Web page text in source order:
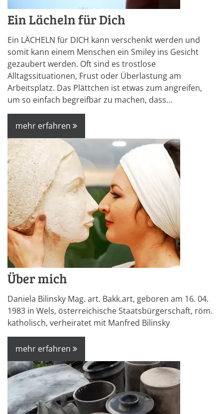
Ein Lächeln für Dich
Ein LÄCHELN für DICH kann verschenkt werden und
somit kann einem Menschen ein Smiley ins Gesicht
gezaubert werden. Oft sind es trostlose
Alltagssituationen, Frust oder Überlastung am
Arbeitsplatz. Das Plättchen ist etwas zum angreifen,
um so einfach begreifbar zu machen, dass...
mehr erfahren
Über mich
Daniela Bilinsky Mag. art. Bakk.art, geboren am 16. 04.
1983 in Wels, österreichische Staatsbürgerschaft, röm.
katholisch, verheiratet mit Manfred Bilinsky
mehr erfahren